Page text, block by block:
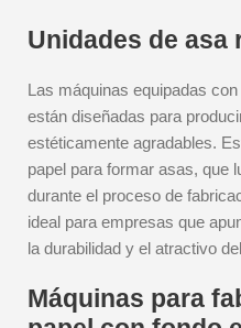
Unidades de asa
Las máquinas equipadas
están diseñadas para
estéticamente agradables.
papel para formar asas, que
durante el proceso de
ideal para empresas que
la durabilidad y el atractivo
Máquinas para